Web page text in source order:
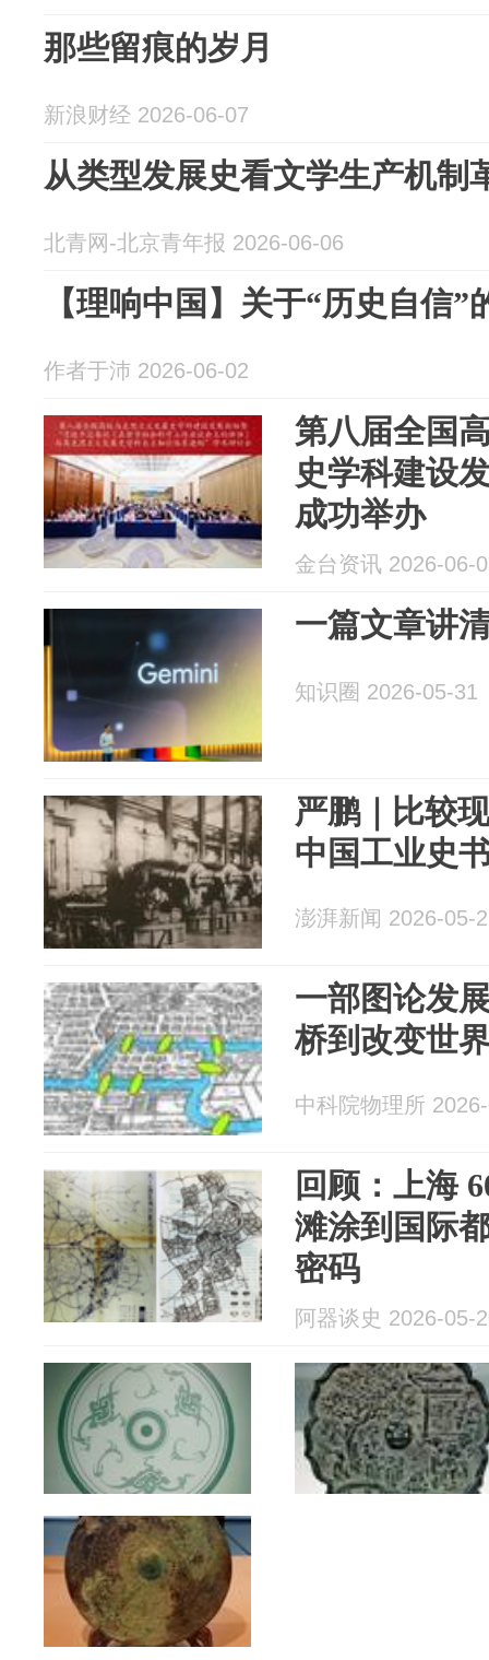
那些留痕的岁月
新浪财经 2026-06-07
从类型发展史看文学生产机制
北青网-北京青年报 2026-06-06
【理响中国】关于“历史自信”
作者于沛 2026-06-02
第八届全国
史学科建设
成功举办
金台资讯 2026-06-
一篇文章讲
知识圈 2026-05-31
严鹏｜比较
中国工业史
澎湃新闻 2026-05-
一部图论发
桥到改变世
中科院物理所
回顾：上海
滩涂到国际
密码
阿器谈史 2026-05-